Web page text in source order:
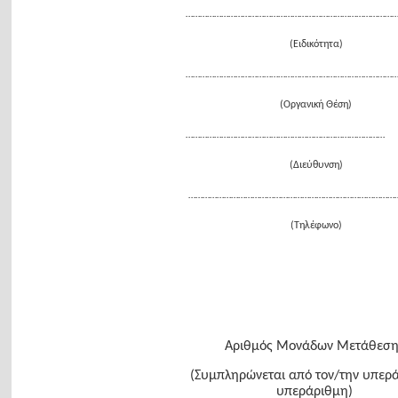
………………………………………………………………………………
(Ειδικότητα)
………………………………………………………………………………
(Οργανική Θέση)
…………………………………………………………………………
(Διεύθυνση)
(Τηλέφωνο)
Αριθμός Μονάδων
(Συμπληρώνεται από τον/την
υπεράριθμη)